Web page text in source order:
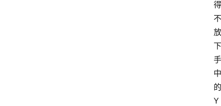
得
不
放
下
手
中
的
Y